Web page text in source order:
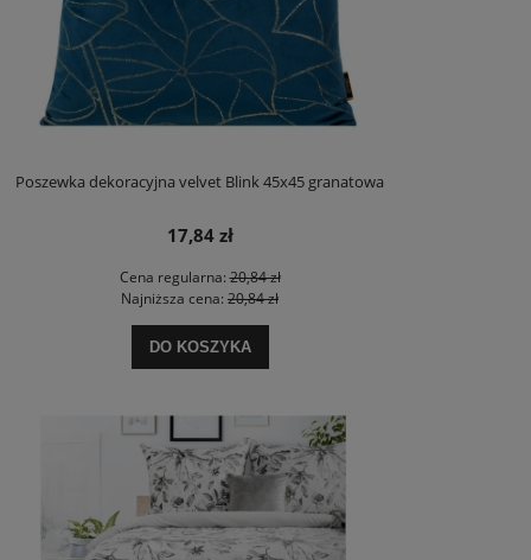
Poszewka dekoracyjna velvet Blink 45x45 granatowa
17,84 zł
Cena regularna:20,84 zł
Najniższa cena: 20,84 zł
DO KOSZYKA